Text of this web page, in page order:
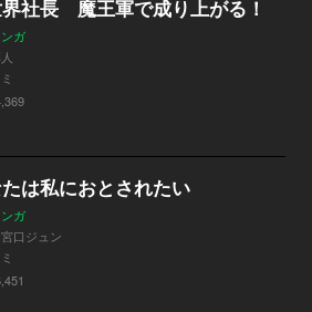
社長 魔王軍で成り上がる！
ガ
は私におとされたい
ガ
口ジュン